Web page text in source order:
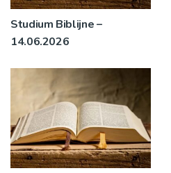
Studium Biblijne –
14.06.2026